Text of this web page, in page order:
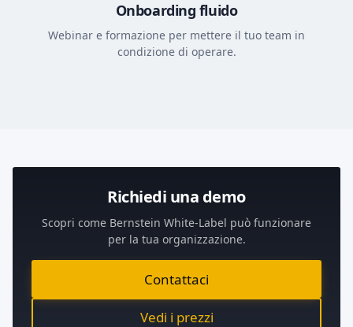
Onboarding fluido
Webinar e formazione per mettere il tuo team in
condizione di operare.
Richiedi una demo
Scopri come Bernstein White-Label può funzionare
per la tua organizzazione.
Contattaci
Vedi i prezzi